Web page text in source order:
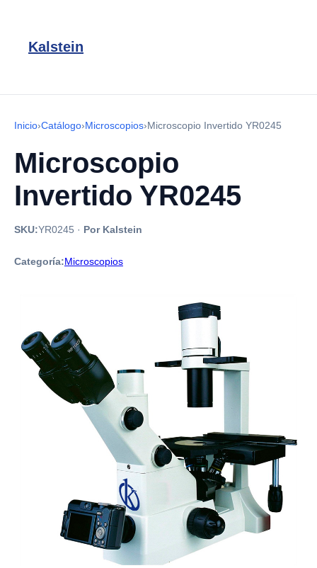
Kalstein
Inicio›Catálogo›Microscopios›Microscopio Invertido YR0245
Microscopio
Invertido YR0245
SKU:YR0245 · Por Kalstein
Categoría:Microscopios